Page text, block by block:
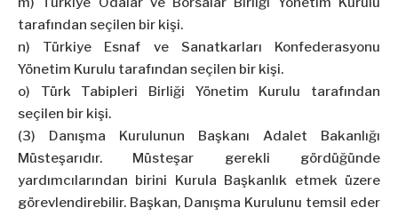
tarafından seçilen bir kişi.
n) Türkiye Esnaf ve Sanatkarları Konfederasyonu
Yönetim Kurulu tarafından seçilen bir kişi.
o) Türk Tabipleri Birliği Yönetim Kurulu tarafından
seçilen bir kişi.
(3) Danışma Kurulunun Başkanı Adalet Bakanlığı
Müsteşarıdır. Müsteşar gerekli gördüğünde
yardımcılarından birini Kurula Başkanlık etmek üzere
görevlendirebilir. Başkan, Danışma Kurulunu temsil eder